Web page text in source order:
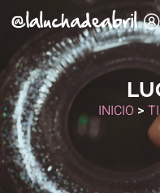
INICIO >